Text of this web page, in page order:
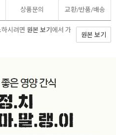
상품문의 교환/반품/배송
시려면 원본 보기 에서 가
원본 보기